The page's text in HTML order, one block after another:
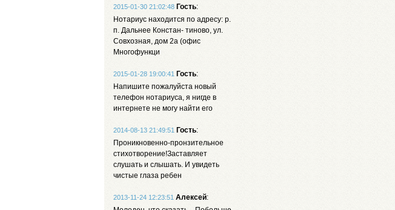
2015-01-30 21:02:48 Гость:
Нотариус находится по адресу: р.
п. Дальнее Констан- тиново, ул.
Совхозная, дом 2а (офис
Многофункци
2015-01-28 19:00:41 Гость:
Напишите пожалуйста новый
телефон нотариуса, я нигде в
интернете не могу найти его
2014-08-13 21:49:51 Гость:
Проникновенно-пронзительное
стихотворение!Заставляет
слушать и слышать. И увидеть
чистые глаза ребен
2013-11-24 12:23:51 Алексей: